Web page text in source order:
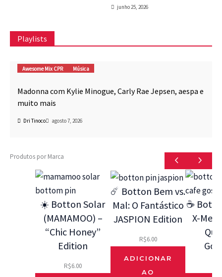
junho 25, 2026
Playlists
Awesome Mix CPR Música
Madonna com Kylie Minogue, Carly Rae Jepsen, aespa e
muito mais
Dri Tinoco agosto 7, 2026
Produtos por Marca
☀️ Botton Solar
(MAMAMOO) –
“Chic Honey”
Edition
R$6.00
☄️ Botton Bem vs.
Mal: O Fantástico
JASPION Edition
R$6.00
ADICIONAR
AO
☕
X-Men